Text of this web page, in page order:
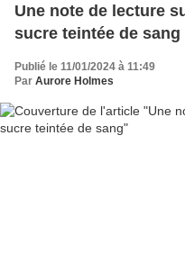
Une note de lecture
sucre teintée de sang
Publié le 11/01/2024 à 11:49
Par Aurore Holmes